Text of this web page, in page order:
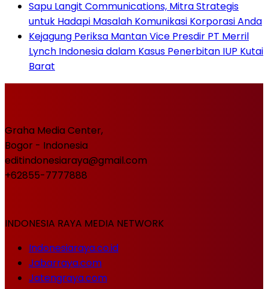
Sapu Langit Communications, Mitra Strategis
untuk Hadapi Masalah Komunikasi Korporasi Anda
Kejagung Periksa Mantan Vice Presdir PT Merril
Lynch Indonesia dalam Kasus Penerbitan IUP Kutai
Barat
Graha Media Center,
Bogor - Indonesia
editindonesiaraya@gmail.com
+62855-7777888
INDONESIA RAYA MEDIA NETWORK
Indonesiaraya.co.id
Jabarraya.com
Jatengraya.com